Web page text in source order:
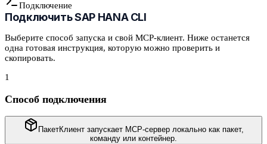
Подключение
ПодключитьSAP HANA CLI
Выберите способ запуска и свой MCP-клиент. Ниже останется
одна готовая инструкция, которую можно проверить и
скопировать.
1
Способ подключения
ПакетКлиент запускает MCP-сервер локально как пакет,
команду или контейнер.